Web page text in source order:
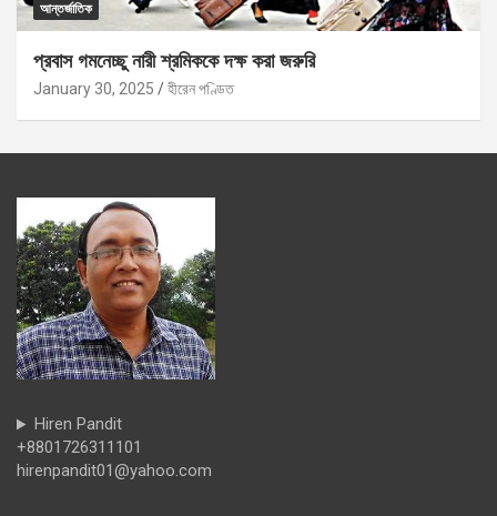
আন্তর্জাতিক
প্রবাস গমনেচ্ছু নারী শ্রমিককে দক্ষ করা জরুরি
January 30, 2025 হীরেন পণ্ডিত
Hiren Pandit
+8801726311101
hirenpandit01@yahoo.com